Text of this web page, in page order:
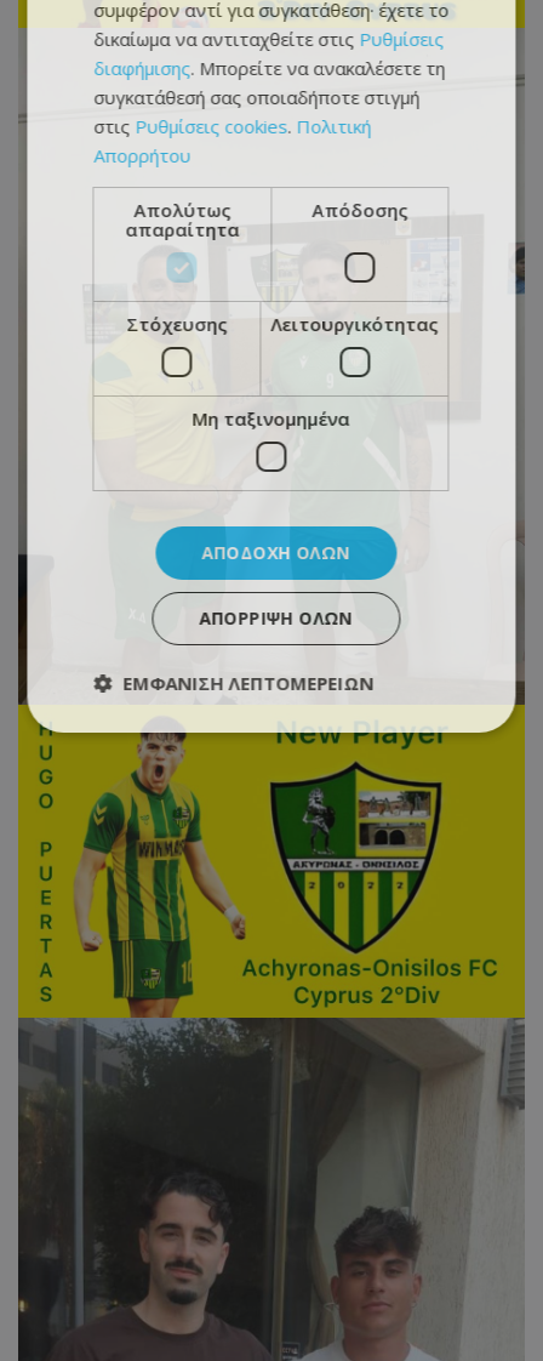
συμφέρον αντί για συγκατάθεση· έχετε το
δικαίωμα να αντιταχθείτε στις Ρυθμίσεις
διαφήμισης. Μπορείτε να ανακαλέσετε τη
συγκατάθεσή σας οποιαδήποτε στιγμή
στις Ρυθμίσεις cookies. Πολιτική
Απορρήτου
Απολύτως
απαραίτητα
Απόδοσης
Στόχευσης Λειτουργικότητας
Μη ταξινομημένα
ΑΠΟΔΟΧΉ ΌΛΩΝ
ΑΠΌΡΡΙΨΗ ΌΛΩΝ
ΕΜΦΆΝΙΣΗ ΛΕΠΤΟΜΕΡΕΙΏΝ